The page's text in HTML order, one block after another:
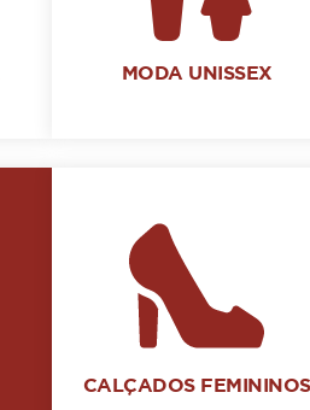
MODA UNISSEX
CALÇADOS FEMININOS